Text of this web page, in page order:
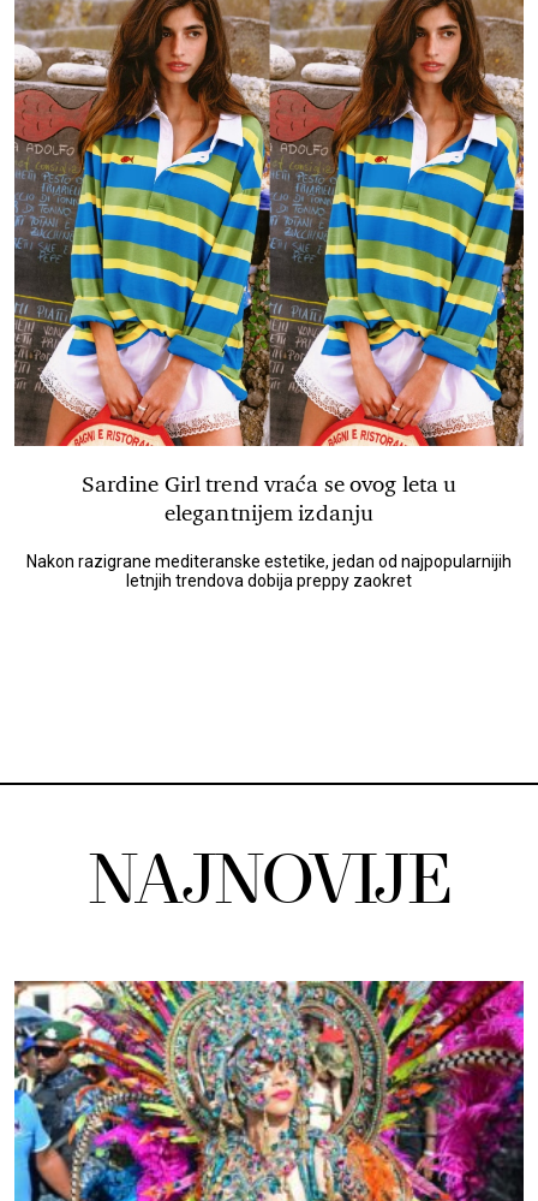
Sardine Girl trend vraća se ovog leta u
elegantnijem izdanju
Nakon razigrane mediteranske estetike, jedan od najpopularnijih
letnjih trendova dobija preppy zaokret
NAJNOVIJE